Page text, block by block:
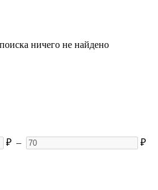
ничего не найдено
₽ – ₽